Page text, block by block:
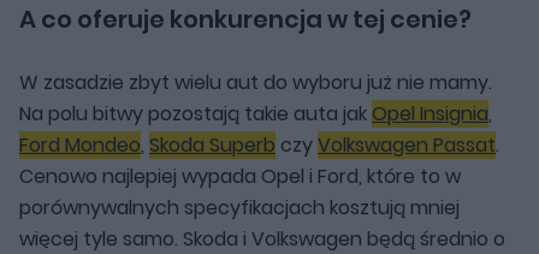
A co oferuje konkurencja w tej cenie?
W zasadzie zbyt wielu aut do wyboru już nie mamy.
Na polu bitwy pozostają takie auta jak Opel Insignia,
Ford Mondeo, Skoda Superb czyVolkswagen Passat.
Cenowo najlepiej wypada Opel i Ford, które to w
porównywalnych specyfikacjach kosztują mniej
więcej tyle samo. Skoda i Volkswagen będą średnio o